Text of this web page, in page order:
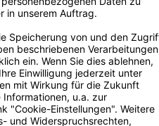
PLAYER SHIRT KNORR
29,95 €